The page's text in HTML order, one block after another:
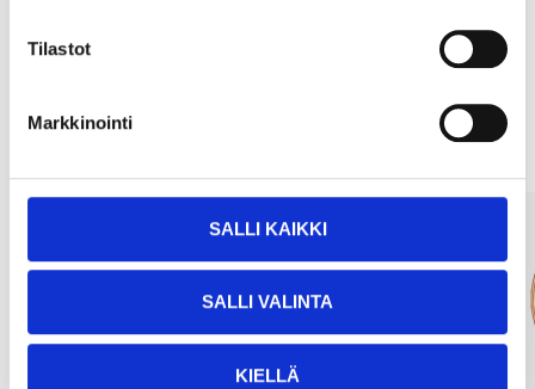
Tilastot
Markkinointi
SALLI KAIKKI
SALLI VALINTA
KIELLÄ
Other customers also bought